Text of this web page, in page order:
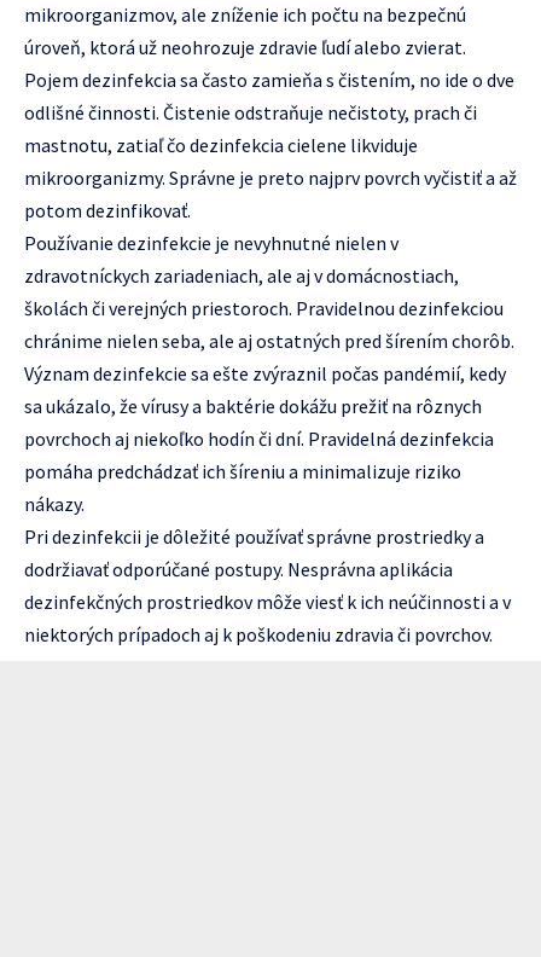
mikroorganizmov, ale zníženie ich počtu na bezpečnú
úroveň, ktorá už neohrozuje zdravie ľudí alebo zvierat.
Pojem dezinfekcia sa často zamieňa s čistením, no ide o dve
odlišné činnosti. Čistenie odstraňuje nečistoty, prach či
mastnotu, zatiaľ čo dezinfekcia cielene likviduje
mikroorganizmy. Správne je preto najprv povrch vyčistiť a až
potom dezinfikovať.
Používanie dezinfekcie je nevyhnutné nielen v
zdravotníckych zariadeniach, ale aj v domácnostiach,
školách či verejných priestoroch. Pravidelnou dezinfekciou
chránime nielen seba, ale aj ostatných pred šírením chorôb.
Význam dezinfekcie sa ešte zvýraznil počas pandémií, kedy
sa ukázalo, že vírusy a baktérie dokážu prežiť na rôznych
povrchoch aj niekoľko hodín či dní. Pravidelná dezinfekcia
pomáha predchádzať ich šíreniu a minimalizuje riziko
nákazy.
Pri dezinfekcii je dôležité používať správne prostriedky a
dodržiavať odporúčané postupy. Nesprávna aplikácia
dezinfekčných prostriedkov môže viesť k ich neúčinnosti a v
niektorých prípadoch aj k poškodeniu zdravia či povrchov.